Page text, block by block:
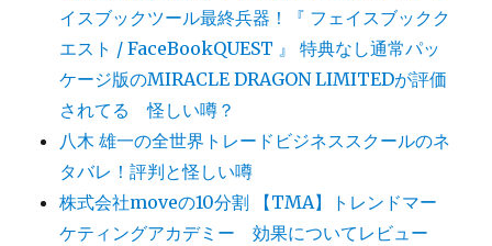
イスブックツール最終兵器！『 フェイスブックク
エスト / FaceBookQUEST 』 特典なし通常パッ
ケージ版のMIRACLE DRAGON LIMITEDが評価
されてる 怪しい噂？
八木 雄一の全世界トレードビジネススクールのネ
タバレ！評判と怪しい噂
株式会社moveの10分割 【TMA】トレンドマー
ケティングアカデミー 効果についてレビュー